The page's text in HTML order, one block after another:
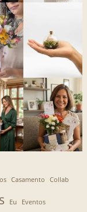
Casamento Collab
Eu Eventos